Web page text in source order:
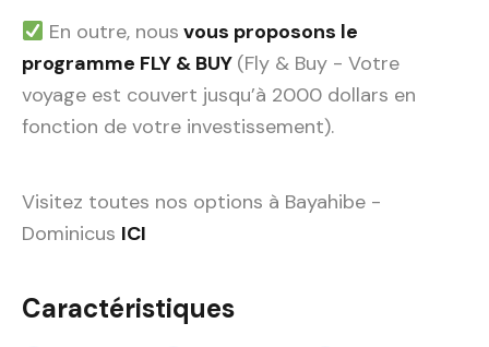
En outre, nous vous proposons le
programme FLY & BUY (Fly & Buy - Votre
voyage est couvert jusqu’à 2000 dollars en
fonction de votre investissement).
Visitez toutes nos options à Bayahibe -
Dominicus ICI
Caractéristiques